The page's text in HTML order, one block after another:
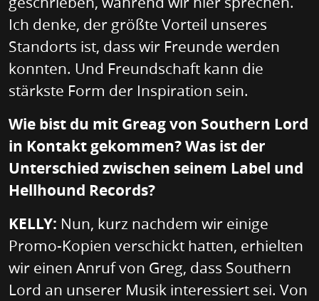
Ich denke, der größte Vorteil unseres
Standorts ist, dass wir Freunde werden
konnten. Und Freundschaft kann die
stärkste Form der Inspiration sein.
Wie bist du mit Greag von Southern Lord
in Kontakt gekommen? Was ist der
Unterschied zwischen seinem Label und
Hellhound Records?
KELLY: Nun, kurz nachdem wir einige
Promo-Kopien verschickt hatten, erhielten
wir einen Anruf von Greg, dass Southern
Lord an unserer Musik interessiert sei. Von